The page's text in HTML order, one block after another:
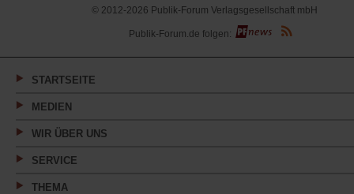
© 2012-2026 Publik-Forum Verlagsgesellschaft mbH
(Öffnet
in
neuen
Publik-Forum.de folgen:
STARTSEITE
MEDIEN
WIR ÜBER UNS
SERVICE
THEMA